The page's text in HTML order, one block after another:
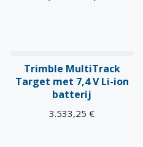
Trimble MultiTrack
Target met 7,4 V Li-ion
batterij
3.533,25 €